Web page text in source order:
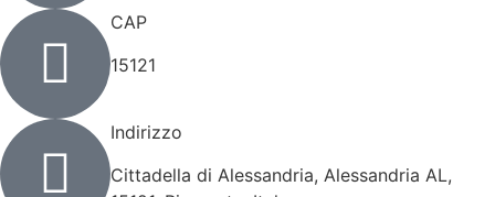
CAP
15121
Indirizzo
Cittadella di Alessandria, Alessandria AL,